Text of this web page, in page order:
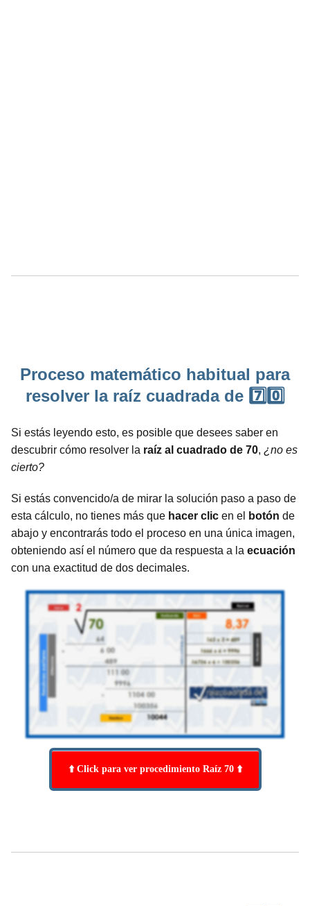
Proceso matemático habitual para
resolver la raíz cuadrada de 7️⃣0️⃣
Si estás leyendo esto, es posible que desees saber en
descubrir cómo resolver la raíz al cuadrado de 70, ¿no es
cierto?
Si estás convencido/a de mirar la solución paso a paso de
esta cálculo, no tienes más que hacer clic en el botón de
abajo y encontrarás todo el proceso en una única imagen,
obteniendo así el número que da respuesta a la ecuación
con una exactitud de dos decimales.
⬆️ Click para ver procedimiento Raíz 70 ⬆️